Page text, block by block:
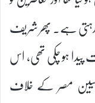
ہے۔ پھر شریف
ہو چکی تھی، اس
مصر کے خلاف